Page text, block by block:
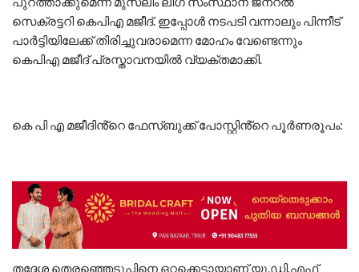
സെക്രട്ടറി കെപിഎ മജീദ്. ഇപ്പോള്‍ നടപടി വന്നാലും പിന്നീട്
പാര്‍ട്ടിയിലേക്ക് തിരിച്ചുവരാമെന്ന മോഹം വേണ്ടെന്നും
കെപിഎ മജീദ് പ്രസ്താവനയില്‍ വ്യക്തമാക്കി.
കെ പി എ മജീദിൻ്റെ ഫേസ്ബുക്ക് പോസ്റ്റിൻ്റെ പൂര്‍ണരൂപം:
തദ്ദേശ തെരഞ്ഞെടുപ്പിനെ ഒറ്റക്കെട്ടായാണ് യു.ഡി.എഫ്